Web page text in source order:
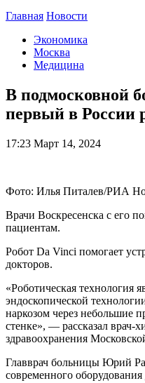
Главная Новости
Экономика
Москва
Медицина
В подмосковной
первый в России
17:23 Март 14, 2024
Фото: Илья Питалев/РИА
Врачи Воскресенска с его
пациентам.
Робот Da Vinci помогает
докторов.
«Роботическая технология
эндоскопической
наркозом через небольшие
стенке», — рассказал врач-
здравоохранения
Главврач больницы Юрий
современного